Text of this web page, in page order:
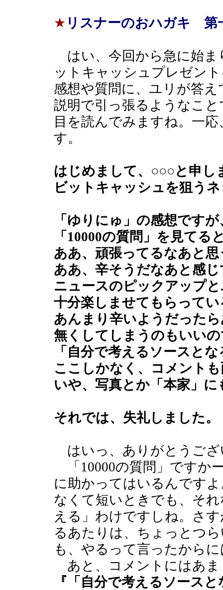
★ リスナーのおハガキ 第
はい、今回から急に始ま
ットキャッシュプレゼン
感想や質問に、ユリが答
説明で引っ張るようなこ
目を読んでみますね。一
す。
はじめまして、○○○と申し
ビットキャッシュを狙う
「ゆりにゅ」の感想ですが
「10000の質問」を見てる
ああ、頑張ってるなあと
ああ、辛そうだなあと感
ニュースのピックアップ
十分楽しませてもらって
あんまり辛いようだった
無くしてしまうのもいい
「自分で考えるソースと
ここしかなく、コメント
いや、写真とか「本家」
それでは、失礼しました。
はいっ、ありがとうござ
「10000の質問」ですか
に助かってはいるんです
なくて短いときでも、そ
える」わけですしね。さ
るあたりは、ちょっとつ
も、やるって言ったから
あと、コメントにはあま
『「自分で考えるソース